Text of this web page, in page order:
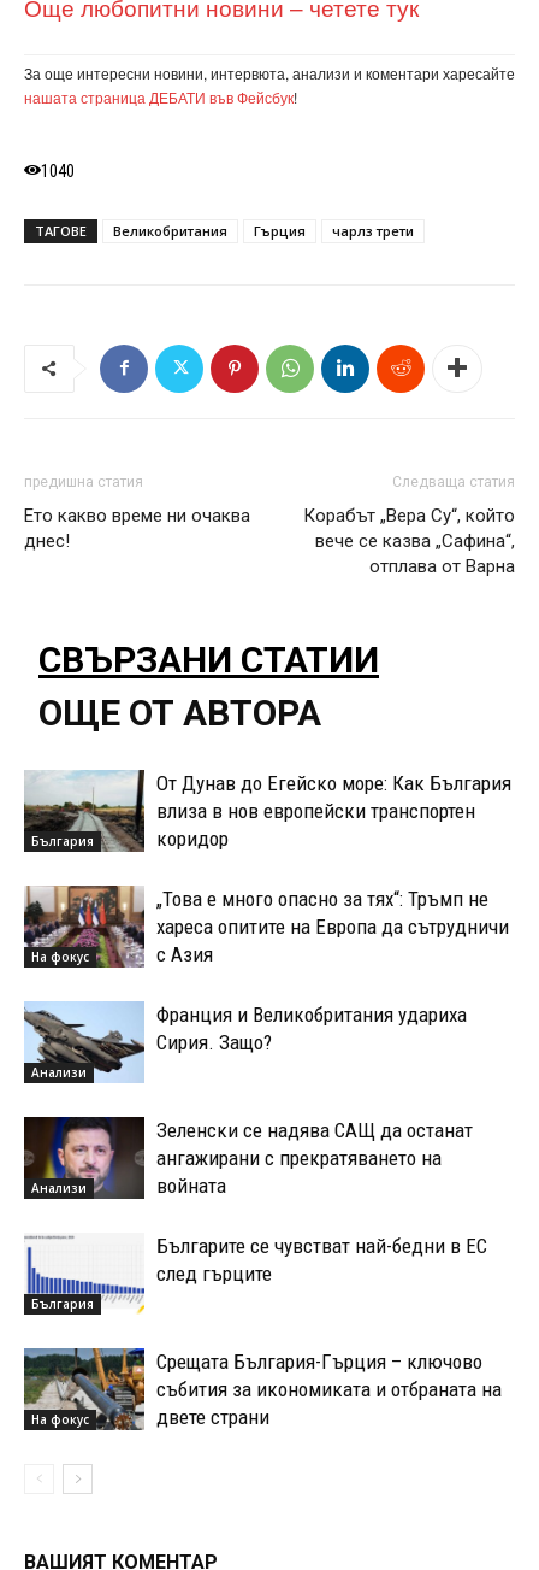
За още интересни новини, интервюта, анализи и коментари харесайте
нашата страница ДЕБАТИ във Фейсбук!
1040
ТАГОВЕ Великобритания Гърция чарлз трети
предишна статия
Ето какво време ни очаква
днес!
Следваща статия
Корабът „Вера Су“, който
вече се казва „Сафина“,
отплава от Варна
СВЪРЗАНИ СТАТИИ
ОЩЕ ОТ АВТОРА
България
От Дунав до Егейско море: Как България
влиза в нов европейски транспортен
коридор
На фокус
„Това е много опасно за тях“: Тръмп не
хареса опитите на Европа да сътрудничи
с Азия
Анализи
Франция и Великобритания удариха
Сирия. Защо?
Анализи
Зеленски се надява САЩ да останат
ангажирани с прекратяването на
войната
България
Българите се чувстват най-бедни в ЕС
след гърците
На фокус
Срещата България-Гърция – ключово
събития за икономиката и отбраната на
двете страни
ВАШИЯТ КОМЕНТАР